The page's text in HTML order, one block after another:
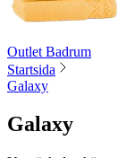
Outlet Badrum
Startsida
Galaxy
Galaxy